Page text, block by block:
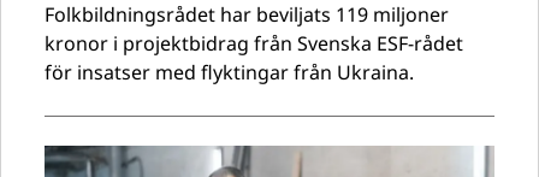
Folkbildningsrådet har beviljats 119 miljoner
kronor i projektbidrag från Svenska ESF-rådet
för insatser med flyktingar från Ukraina.